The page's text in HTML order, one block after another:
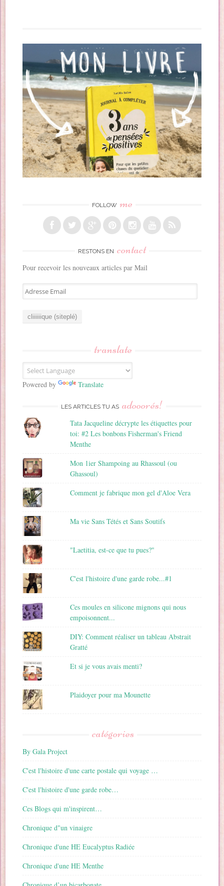
FOLLOW me
RESTONS EN contact
Pour recevoir les nouveaux articles par Mail
A
d
E
m
a
translate
Powered by Translate
LES ARTICLES TU AS adooorés!
Tata Jacqueline décrypte les étiquettes pour
toi: #2 Les bonbons Fisherman's Friend
Menthe
Mon 1ier Shampoing au Rhassoul (ou
Ghassoul)
Comment je fabrique mon gel d'Aloe Vera
Ma vie Sans Tétés et Sans Soutifs
"Laetitia, est-ce que tu pues?"
C'est l'histoire d'une garde robe...#1
Ces moules en silicone mignons qui nous
empoisonnent...
DIY: Comment réaliser un tableau Abstrait
Gratté
Et si je vous avais menti?
Plaidoyer pour ma Mounette
catégories
By Gala Project
C'est l'histoire d'une carte postale qui voyage …
C'est l'histoire d'une garde robe…
Ces Blogs qui m'inspirent…
Chronique d"un vinaigre
Chronique d'une HE Eucalyptus Radiée
Chronique d'une HE Menthe